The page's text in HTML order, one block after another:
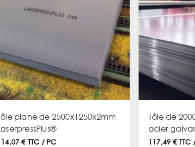
plane de 2500x1250x2mm
€ TTC / PC
Tôle de
acier
117,49 € TTC